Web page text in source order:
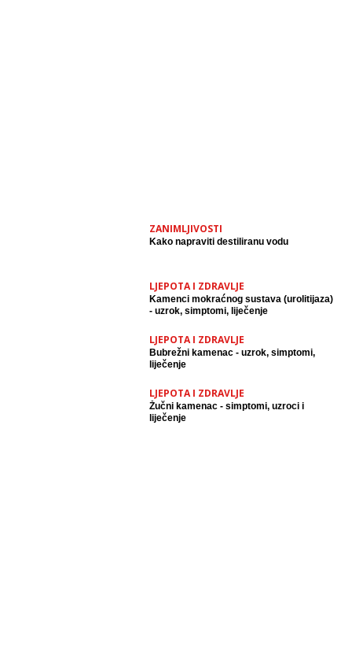
ZANIMLJIVOSTI
Kako napraviti destiliranu vodu
LJEPOTA I ZDRAVLJE
Kamenci mokraćnog sustava (urolitijaza)
- uzrok, simptomi, liječenje
LJEPOTA I ZDRAVLJE
Bubrežni kamenac - uzrok, simptomi,
liječenje
LJEPOTA I ZDRAVLJE
Žučni kamenac - simptomi, uzroci i
liječenje